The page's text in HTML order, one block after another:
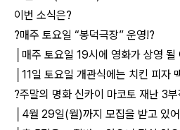
이번 소식은?
?매주 토요일 “봉덕극장” 운영!?
│매주 토요일 19시에 영화가 상영 될
│11일 토요일 개관식에는 치킨 피자
?주말의 명화 신카이 마코토 재난 3
│4월 29일(월)까지 모집을 받고 있